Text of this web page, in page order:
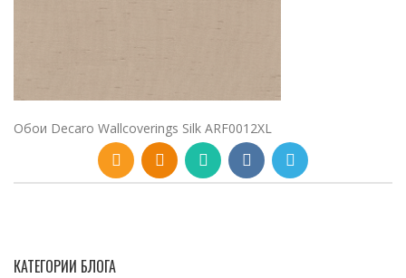
Обои Decaro Wallcoverings Silk ARF0012XL
КАТЕГОРИИ БЛОГА